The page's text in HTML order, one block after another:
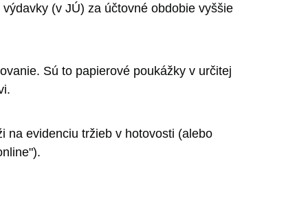
(v JÚ) za účtovné obdobie vyššie
Sú to papierové poukážky v určitej
na evidenciu tržieb v hotovosti (alebo